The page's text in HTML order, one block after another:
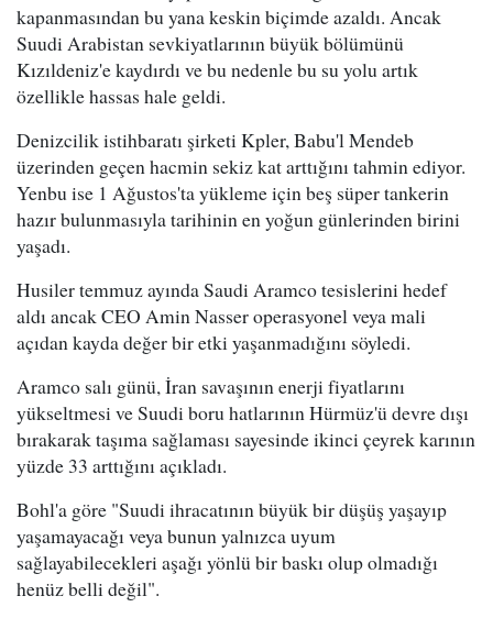
kapanmasından bu yana keskin biçimde azaldı. Ancak
Suudi Arabistan sevkiyatlarının büyük bölümünü
Kızıldeniz'e kaydırdı ve bu nedenle bu su yolu artık
özellikle hassas hale geldi.
Denizcilik istihbaratı şirketi Kpler, Babu'l Mendeb
üzerinden geçen hacmin sekiz kat arttığını tahmin ediyor.
Yenbu ise 1 Ağustos'ta yükleme için beş süper tankerin
hazır bulunmasıyla tarihinin en yoğun günlerinden birini
yaşadı.
Husiler temmuz ayında Saudi Aramco tesislerini hedef
aldı ancak CEO Amin Nasser operasyonel veya mali
açıdan kayda değer bir etki yaşanmadığını söyledi.
Aramco salı günü, İran savaşının enerji fiyatlarını
yükseltmesi ve Suudi boru hatlarının Hürmüz'ü devre dışı
bırakarak taşıma sağlaması sayesinde ikinci çeyrek karının
yüzde 33 arttığını açıkladı.
Bohl'a göre "Suudi ihracatının büyük bir düşüş yaşayıp
yaşamayacağı veya bunun yalnızca uyum
sağlayabilecekleri aşağı yönlü bir baskı olup olmadığı
henüz belli değil".